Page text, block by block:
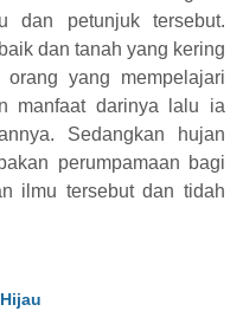
dan petunjuk tersebut.
dan tanah yang kering
yang mempelajari
manfaat darinya lalu ia
Sedangkan hujan
perumpamaan bagi
ilmu tersebut dan tidah